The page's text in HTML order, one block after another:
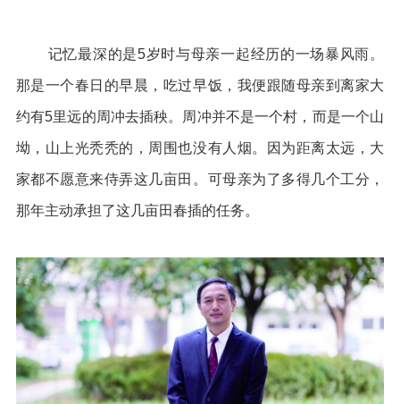
记忆最深的是5岁时与母亲一起经历的一场暴风雨。
那是一个春日的早晨，吃过早饭，我便跟随母亲到离家大
约有5里远的周冲去插秧。周冲并不是一个村，而是一个山
坳，山上光秃秃的，周围也没有人烟。因为距离太远，大
家都不愿意来侍弄这几亩田。可母亲为了多得几个工分，
那年主动承担了这几亩田春插的任务。